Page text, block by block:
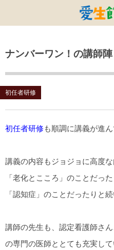
ナンバーワン！の講師陣
初任者研修
初任者研修 も順調に講義が進
講義の内容もジョジョに高度
「老化とこころ」のことだっ
「認知症」のことだったりと
講師の先生も、認定看護師さ
の専門の医師ととても充実し
健康管理センター
訪問リハビリセンター
小規模ひまわり
碧南市養護老人ホーム
CPひまわり
初任者研修
DSひまわり・安城
ひよこっこ
こども園ひまわり
たいよう
ひだまり
ハーモニーホール
お知らせ